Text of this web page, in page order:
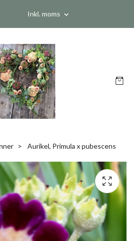
Inkl. moms
Aurikel, Primula x pubescens